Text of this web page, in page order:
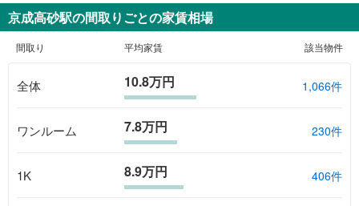
京成高砂駅の間取りごとの家賃相場
間取り 平均家賃 該当物件
全体 10.8万円 1,066件
ワンルーム 7.8万円 230件
1K 8.9万円 406件